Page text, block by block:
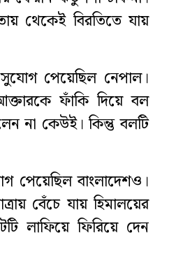
থেকেই বিরতিতে যায়
পেয়েছিল নেপাল।
ফাঁকি দিয়ে বল
না কেউই। কিন্তু বলটি
পেয়েছিল বাংলাদেশও।
বেঁচে যায় হিমালয়ের
লাফিয়ে ফিরিয়ে দেন